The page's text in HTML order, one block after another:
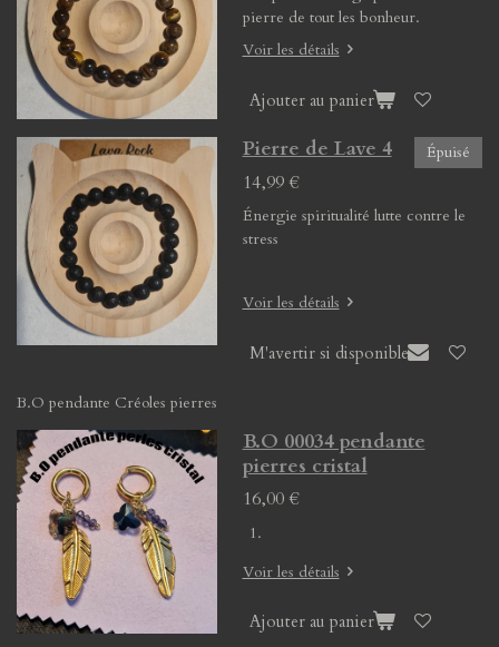
pierre de tout les bonheur.
Voir les détails
Ajouter au panier
Épuisé
Pierre de Lave 4
14,99 €
Énergie spiritualité lutte contre le
stress
Voir les détails
M'avertir si disponible
B.O pendante Créoles pierres
B.O 00034 pendante
pierres cristal
16,00 €
Voir les détails
Ajouter au panier